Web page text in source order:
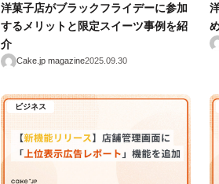
洋菓子店がブラックフライデーに参加
するメリットと限定スイーツ事例を紹
介
Cake.jp magazine2025.09.30
ビジネス